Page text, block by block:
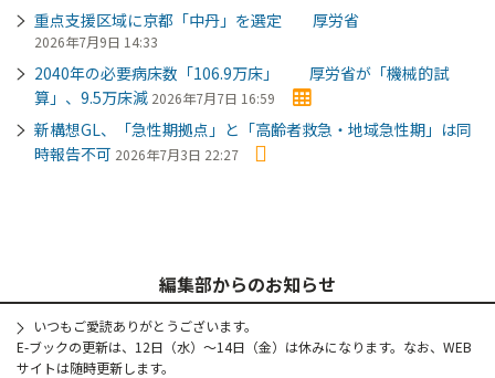
重点支援区域に京都「中丹」を選定 厚労省
2026年7月9日 14:33
2040年の必要病床数「106.9万床」 厚労省が「機械的試
算」、9.5万床減 2026年7月7日 16:59
新構想GL、「急性期拠点」と「高齢者救急・地域急性期」は同
時報告不可 2026年7月3日 22:27
編集部からのお知らせ
いつもご愛読ありがとうございます。
E-ブックの更新は、12日（水）～14日（金）は休みになります。なお、WEB
サイトは随時更新します。